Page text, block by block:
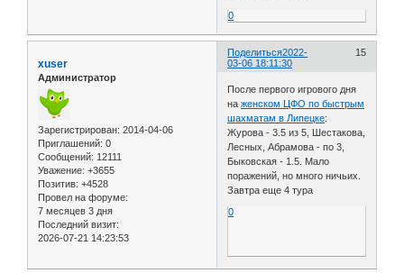
0
Поделиться 15
2022-
03-06 18:11:30
xuser
Администратор
Зарегистрирован: 2014-04-06
Приглашений: 0
Сообщений: 12111
Уважение: +3655
Позитив: +4528
Провел на форуме:
7 месяцев 3 дня
Последний визит:
2026-07-21 14:23:53
После первого игрового дня
наженском ЦФО по быстрым
шахматам в Липецке:
Журова - 3.5 из 5, Шестакова,
Лесных, Абрамова - по 3,
Быковская - 1.5. Мало
поражений, но много ничьих.
Завтра еще 4 тура
0